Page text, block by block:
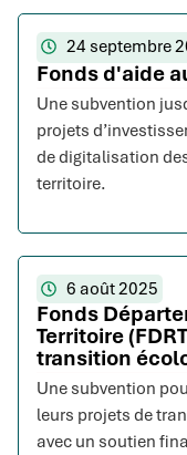
24 septembre
Fonds d'aide
Une subvention
projets
de digitalisation
territoire.
6 août 2025
Fonds
Territoire
transition
Une subvention
leurs projets de
avec un soutien